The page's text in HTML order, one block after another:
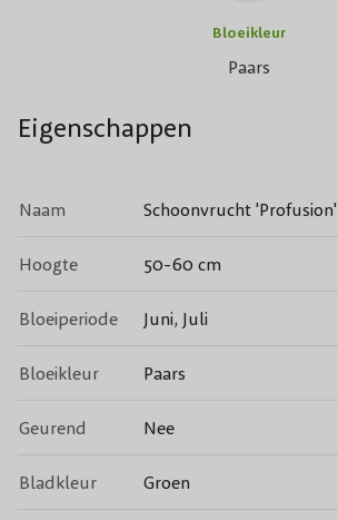
Bloeikleur
Paars
Eigenschappen
Naam Schoonvrucht 'Profusion'
Hoogte 50-60 cm
Bloeiperiode Juni, Juli
Bloeikleur Paars
Geurend Nee
Bladkleur Groen